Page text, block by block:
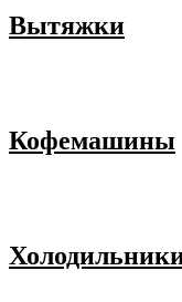
Вытяжки
Кофемашины